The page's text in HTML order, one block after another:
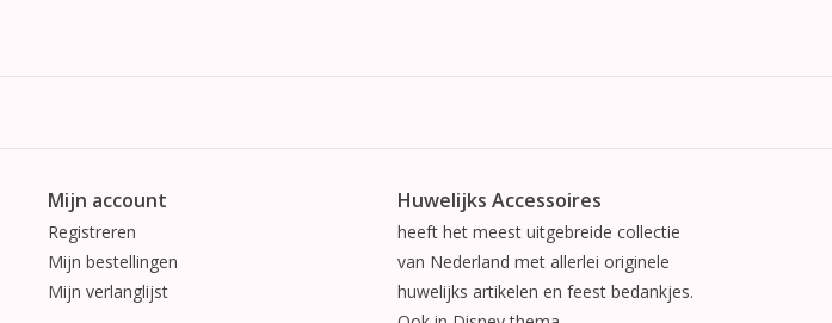
Mijn account
Registreren
Mijn bestellingen
Mijn verlanglijst
Huwelijks Accessoires
heeft het meest uitgebreide collectie
van Nederland met allerlei originele
huwelijks artikelen en feest bedankjes.